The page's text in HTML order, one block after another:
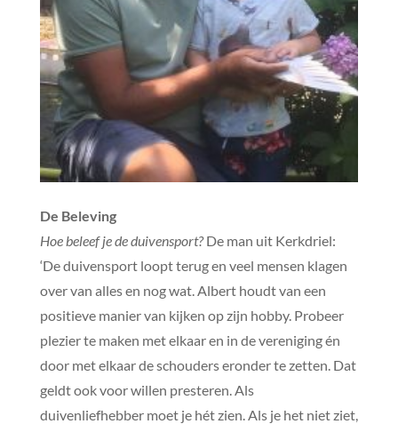
De Beleving
Hoe beleef je de duivensport?De man uit Kerkdriel:
‘De duivensport loopt terug en veel mensen klagen
over van alles en nog wat. Albert houdt van een
positieve manier van kijken op zijn hobby. Probeer
plezier te maken met elkaar en in de vereniging én
door met elkaar de schouders eronder te zetten. Dat
geldt ook voor willen presteren. Als
duivenliefhebber moet je hét zien. Als je het niet ziet,